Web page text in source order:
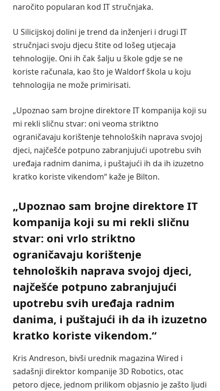
naročito popularan kod IT stručnjaka.
U Silicijskoj dolini je trend da inženjeri i drugi IT
stručnjaci svoju djecu štite od lošeg utjecaja
tehnologije. Oni ih čak šalju u škole gdje se ne
koriste računala, kao što je Waldorf škola u koju
tehnologija ne može primirisati.
„Upoznao sam brojne direktore IT kompanija koji su
mi rekli sličnu stvar: oni veoma striktno
ograničavaju korištenje tehnoloških naprava svojoj
djeci, najčešće potpuno zabranjujući upotrebu svih
uređaja radnim danima, i puštajući ih da ih izuzetno
kratko koriste vikendom“ kaže je Bilton.
„Upoznao sam brojne direktore IT
kompanija koji su mi rekli sličnu
stvar: oni vrlo striktno
ograničavaju korištenje
tehnoloških naprava svojoj djeci,
najčešće potpuno zabranjujući
upotrebu svih uređaja radnim
danima, i puštajući ih da ih izuzetno
kratko koriste vikendom.“
Kris Andreson, bivši urednik magazina Wired i
sadašnji direktor kompanije 3D Robotics, otac
petoro djece, jednom prilikom objasnio je zašto ljudi